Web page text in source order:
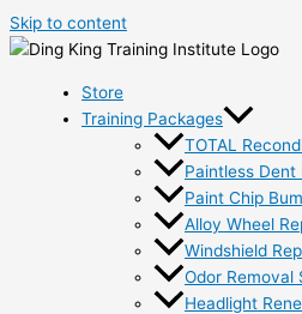
Skip to content
Store
Training Packages
TOTAL
Paintless Dent
Paint Chip
Alloy Wheel
Windshield
Odor Removal
Headlight